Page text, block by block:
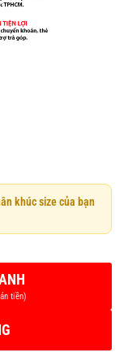
khúc size của bạn